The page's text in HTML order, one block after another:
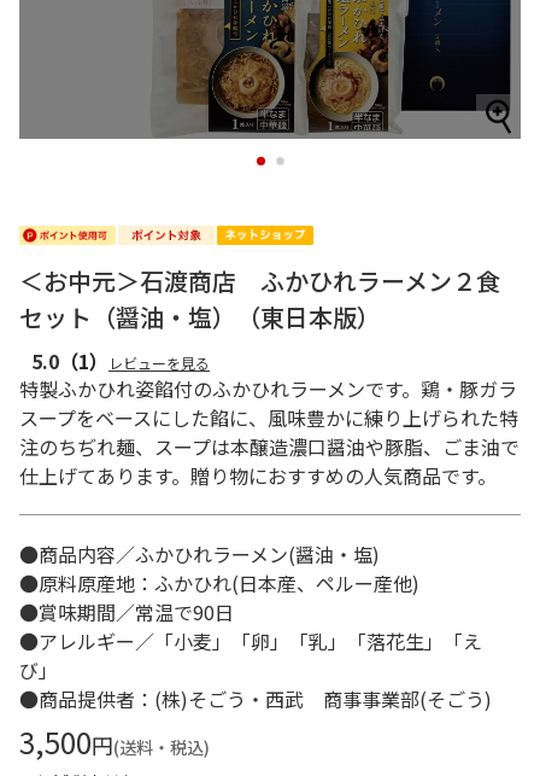
1 2
＜お中元＞石渡商店 ふかひれラーメン２食
セット（醤油・塩）（東日本版）
5.0 （1） レビューを見る
特製ふかひれ姿餡付のふかひれラーメンです。鶏・豚ガラ
スープをベースにした餡に、風味豊かに練り上げられた特
注のちぢれ麺、スープは本醸造濃口醤油や豚脂、ごま油で
仕上げてあります。贈り物におすすめの人気商品です。
●商品内容／ふかひれラーメン(醤油・塩)
●原料原産地：ふかひれ(日本産、ペルー産他)
●賞味期間／常温で90日
●アレルギー／「小麦」「卵」「乳」「落花生」「え
び」
●商品提供者：(株)そごう・西武 商事事業部(そごう)
3,500円(送料・税込)